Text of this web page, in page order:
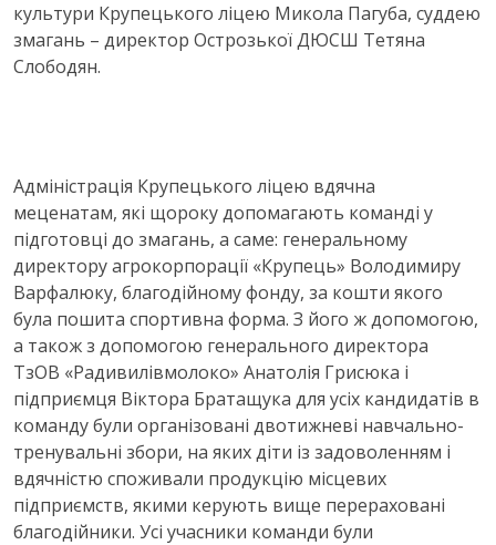
культури Крупецького ліцею Микола Пагуба, суддею
змагань – директор Острозької ДЮСШ Тетяна
Слободян.
Адміністрація Крупецького ліцею вдячна
меценатам, які щороку допомагають команді у
підготовці до змагань, а саме: генеральному
директору агрокорпорації «Крупець» Володимиру
Варфалюку, благодійному фонду, за кошти якого
була пошита спортивна форма. З його ж допомогою,
а також з допомогою генерального директора
ТзОВ «Радивилівмолоко» Анатолія Грисюка і
підприємця Віктора Братащука для усіх кандидатів в
команду були організовані двотижневі навчально-
тренувальні збори, на яких діти із задоволенням і
вдячністю споживали продукцію місцевих
підприємств, якими керують вище перераховані
благодійники. Усі учасники команди були